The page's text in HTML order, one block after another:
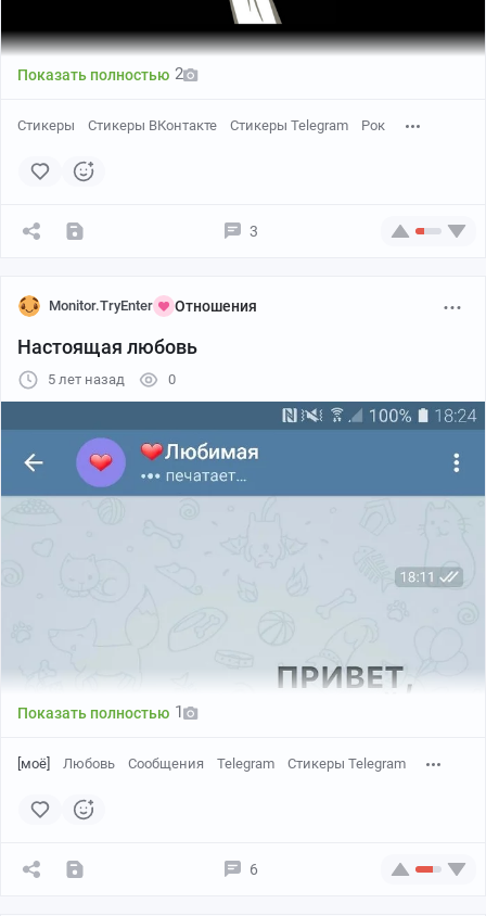
Показать полностью 2
Стикеры Стикеры ВКонтакте Стикеры Telegram Рок
3
Monitor.TryEnter Отношения
Настоящая любовь
5 лет назад 0
Показать полностью 1
[моё] Любовь Сообщения Telegram Стикеры Telegram
6